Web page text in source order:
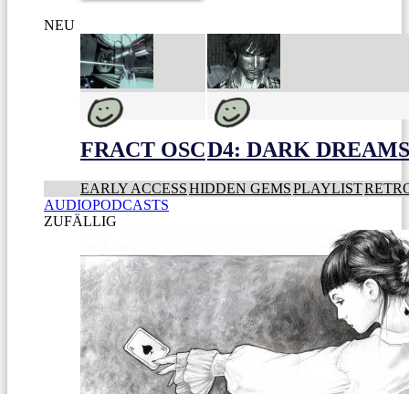
NEU
FRACT OSCD4: DARK
EARLY ACCESSHIDDEN GEMSPLAYLIST
AUDIOPODCASTS
ZUFÄLLIG